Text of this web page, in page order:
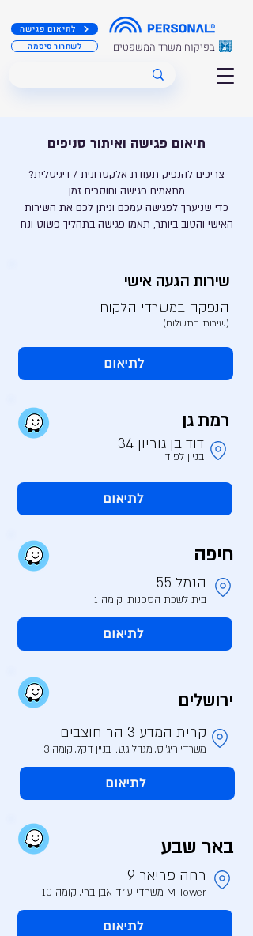
לתיאום פגישה
לשחרור סיסמה
בפיקוח משרד המשפטים
תיאום פגישה ואיתור סניפים
צריכים להנפיק תעודת אלקטרונית / דיגיטלית?
מתאמים פגישה וחוסכים זמן
כדי שניערך לפגישה עמכם וניתן לכם את השירות
האישי והטוב ביותר, תאמו פגישה בתהליך פשוט ונח
שירות הגעה אישי
הנפקה במשרדי הלקוח
(שירות בתשלום)
לתיאום
רמת גן
דוד בן גוריון 34
בניין לפיד
לתיאום
חיפה
הנמל 55
בית לשכת הספנות, קומה 1
לתיאום
ירושלים
קרית המדע 3 הר חוצבים
משרדי ריג׳וס, מגדל ג.ט.י בניין דקל, קומה 3
לתיאום
באר שבע
רחה פריאר 9
M-Tower משרדי עו"ד אבן ברי, קומה 10
לתיאום